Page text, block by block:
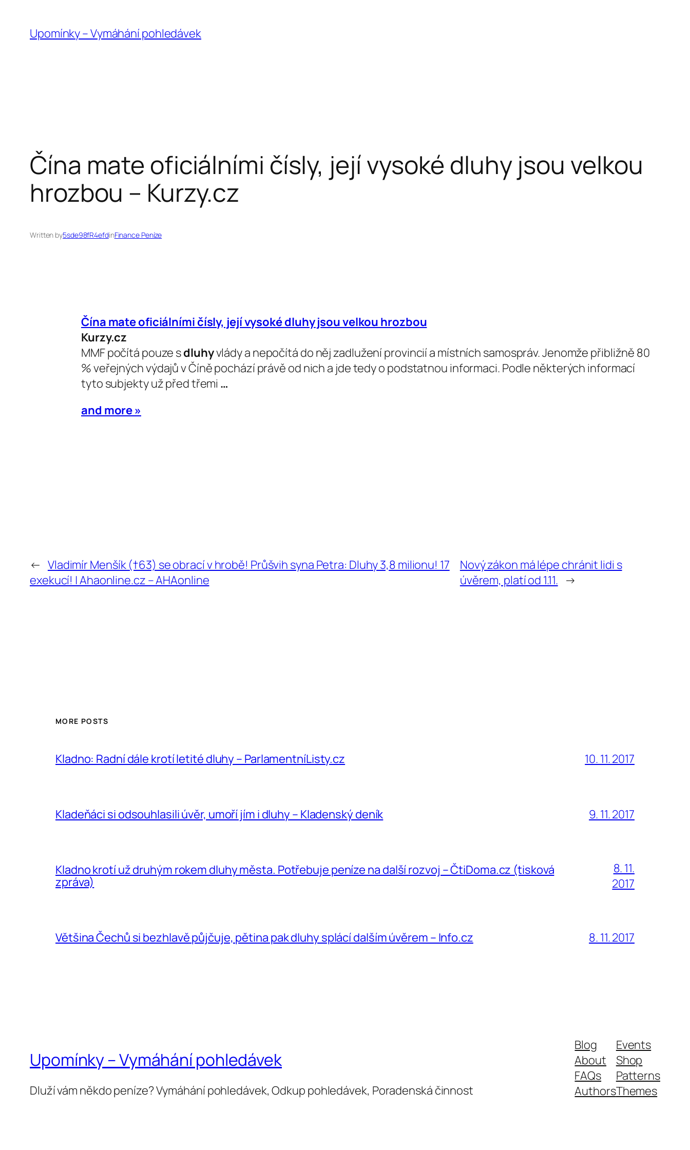
obsah
Upomínky – Vymáhání pohledávek
Čína mate oficiálními čísly, její vysoké dluhy jsou velkou
hrozbou – Kurzy.cz
Written by5sde98fR4efdinFinance Peníze
Čína mate oficiálními čísly, její vysokédluhyjsou velkou hrozbou
Kurzy.cz
MMF počítá pouze sdluhyvlády a nepočítá do něj zadlužení provincií a místních samospráv. Jenomže přibližně 80
% veřejných výdajů v Číně pochází právě od nich a jde tedy o podstatnou informaci. Podle některých informací
tyto subjekty už před třemi …
and more »
← Vladimír Menšík (†63) se obrací v hrobě! Průšvih syna Petra: Dluhy 3,8 milionu! 17
exekucí! | Ahaonline.cz – AHAonline
Nový zákon má lépe chránit lidi s
úvěrem, platí od 1.11. →
MORE POSTS
Kladno: Radní dále krotí letité dluhy – ParlamentníListy.cz 10. 11. 2017
Kladeňáci si odsouhlasili úvěr, umoří jím i dluhy – Kladenský deník 9. 11. 2017
Kladno krotí už druhým rokem dluhy města. Potřebuje peníze na další rozvoj – ČtiDoma.cz (tisková
zpráva)
8. 11.
2017
Většina Čechů si bezhlavě půjčuje, pětina pak dluhy splácí dalším úvěrem – Info.cz 8. 11. 2017
Upomínky – Vymáhání pohledávek
Dluží vám někdo peníze? Vymáhání pohledávek, Odkup pohledávek, Poradenská činnost
Blog
About
FAQs
Authors
Events
Shop
Patterns
Themes